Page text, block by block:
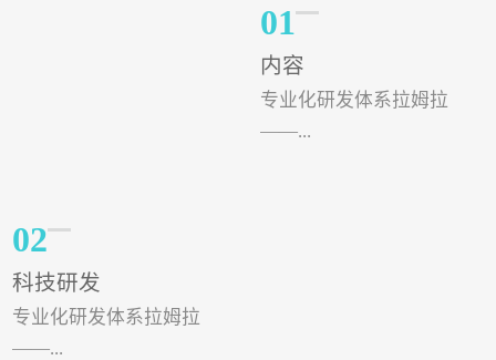
01
内容
专业化研发体系拉姆拉
——...
02
科技研发
专业化研发体系拉姆拉
——...